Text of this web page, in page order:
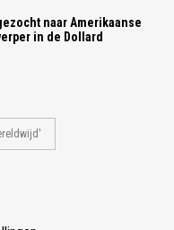
naar Amerikaanse
in de Dollard